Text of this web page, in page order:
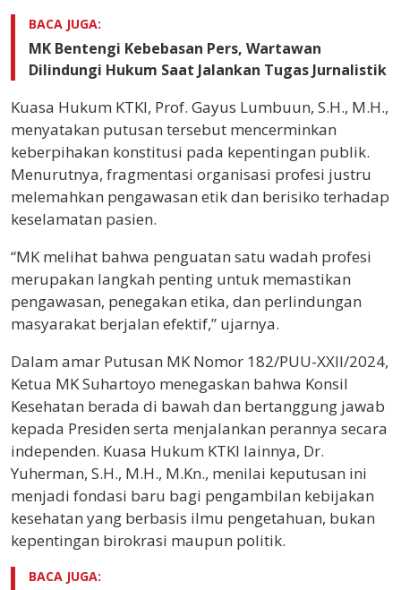
BACA JUGA:
MK Bentengi Kebebasan Pers, Wartawan
Dilindungi Hukum Saat Jalankan Tugas Jurnalistik
Kuasa Hukum KTKI, Prof. Gayus Lumbuun, S.H., M.H.,
menyatakan putusan tersebut mencerminkan
keberpihakan konstitusi pada kepentingan publik.
Menurutnya, fragmentasi organisasi profesi justru
melemahkan pengawasan etik dan berisiko terhadap
keselamatan pasien.
“MK melihat bahwa penguatan satu wadah profesi
merupakan langkah penting untuk memastikan
pengawasan, penegakan etika, dan perlindungan
masyarakat berjalan efektif,” ujarnya.
Dalam amar Putusan MK Nomor 182/PUU-XXII/2024,
Ketua MK Suhartoyo menegaskan bahwa Konsil
Kesehatan berada di bawah dan bertanggung jawab
kepada Presiden serta menjalankan perannya secara
independen. Kuasa Hukum KTKI lainnya, Dr.
Yuherman, S.H., M.H., M.Kn., menilai keputusan ini
menjadi fondasi baru bagi pengambilan kebijakan
kesehatan yang berbasis ilmu pengetahuan, bukan
kepentingan birokrasi maupun politik.
BACA JUGA: